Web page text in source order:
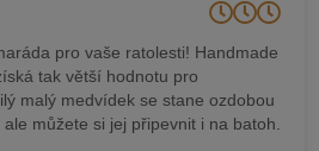
pro vaše ratolesti! Handmade
tak větší hodnotu pro
malý medvídek se stane ozdobou
můžete si jej připevnit i na batoh.